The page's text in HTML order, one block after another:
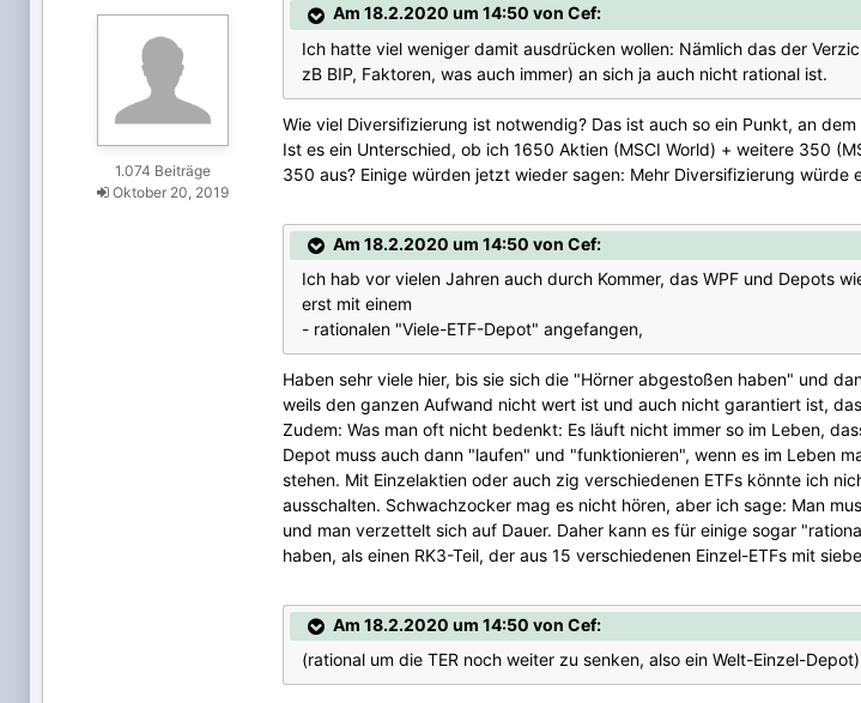
1.074 Beiträge
Oktober 20, 2019
Am 18.2.2020 um 14:50 von Cef:
Ich hatte viel weniger damit ausdrücken wollen: Nämlich das der
zB BIP, Faktoren, was auch immer) an sich ja auch nicht rational ist.
Wie viel Diversifizierung ist notwendig? Das ist auch so ein Punkt, an
Ist es ein Unterschied, ob ich 1650 Aktien (MSCI World) + weitere 350
350 aus? Einige würden jetzt wieder sagen: Mehr Diversifizierung
Am 18.2.2020 um 14:50 von Cef:
Ich hab vor vielen Jahren auch durch Kommer, das WPF und Depots
erst mit einem
- rationalen "Viele-ETF-Depot" angefangen,
Haben sehr viele hier, bis sie sich die "Hörner abgestoßen haben" und
weils den ganzen Aufwand nicht wert ist und auch nicht garantiert ist,
Zudem: Was man oft nicht bedenkt: Es läuft nicht immer so im Leben,
Depot muss auch dann "laufen" und "funktionieren", wenn es im Leben
stehen. Mit Einzelaktien oder auch zig verschiedenen ETFs könnte ich
ausschalten. Schwachzocker mag es nicht hören, aber ich sage: Man
und man verzettelt sich auf Dauer. Daher kann es für einige sogar
haben, als einen RK3-Teil, der aus 15 verschiedenen Einzel-ETFs mit
Am 18.2.2020 um 14:50 von Cef:
(rational um die TER noch weiter zu senken, also ein Welt-Einzel-Depot)